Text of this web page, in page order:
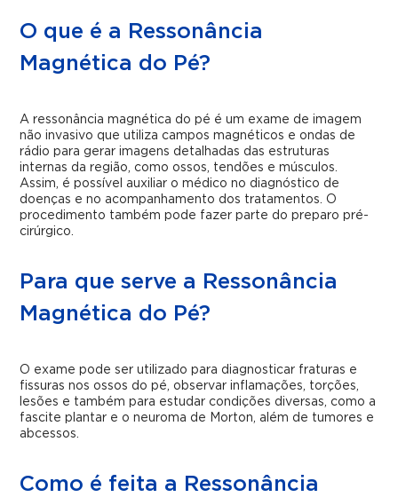
O que é a Ressonância
Magnética do Pé?
A ressonância magnética do pé é um exame de imagem
não invasivo que utiliza campos magnéticos e ondas de
rádio para gerar imagens detalhadas das estruturas
internas da região, como ossos, tendões e músculos.
Assim, é possível auxiliar o médico no diagnóstico de
doenças e no acompanhamento dos tratamentos. O
procedimento também pode fazer parte do preparo pré-
cirúrgico.
Para que serve a Ressonância
Magnética do Pé?
O exame pode ser utilizado para diagnosticar fraturas e
fissuras nos ossos do pé, observar inflamações, torções,
lesões e também para estudar condições diversas, como a
fascite plantar e o neuroma de Morton, além de tumores e
abcessos.
Como é feita a Ressonância